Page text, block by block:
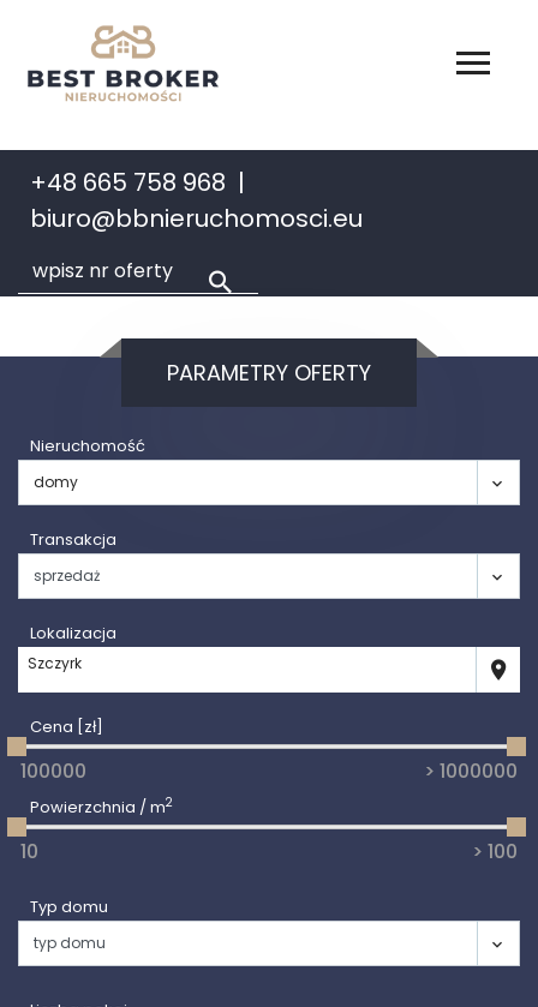
+48 665 758 968
biuro@bbnieruchomosci.eu
PARAMETRY OFERTY
Nieruchomość
Transakcja
Lokalizacja
Szczyrk
Cena [zł]
Powierzchnia / m2
Typ domu